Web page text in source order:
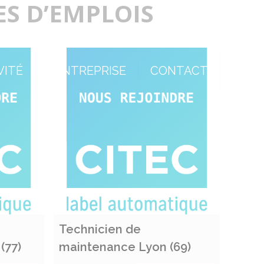
L’ENTREPRISE CONTACT
D’EMPLOIS
Technicien de
maintenance Lyon (69)